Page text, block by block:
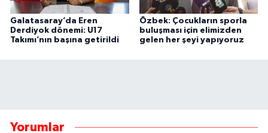
Galatasaray’da Eren
Derdiyok dönemi: U17
Takımı’nın başına getirildi
Özbek: Çocukların sporla
buluşması için elimizden
gelen her şeyi yapıyoruz
Yorumlar